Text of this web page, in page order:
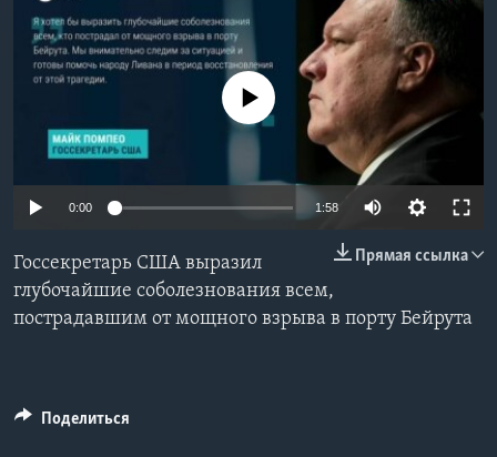
Learning English
Языки
No media source currently available
0:00 1:58
Прямая ссылка
Госсекретарь США выразил
глубочайшие соболезнования всем,
пострадавшим от мощного взрыва в порту Бейрута
Поделиться